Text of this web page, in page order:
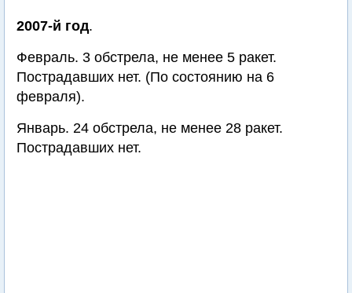
2007-й год.
Февраль. 3 обстрела, не менее 5 ракет.
Пострадавших нет. (По состоянию на 6
февраля).
Январь. 24 обстрела, не менее 28 ракет.
Пострадавших нет.